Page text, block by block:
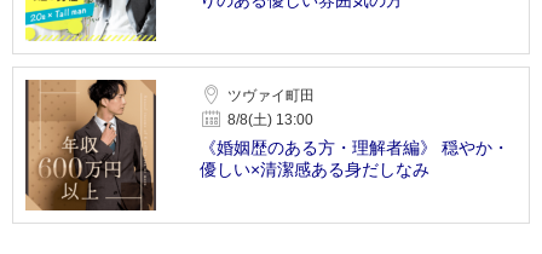
ツヴァイ町田
8/8(土) 13:00
《婚姻歴のある方・理解者編》 穏やか・
優しい×清潔感ある身だしなみ